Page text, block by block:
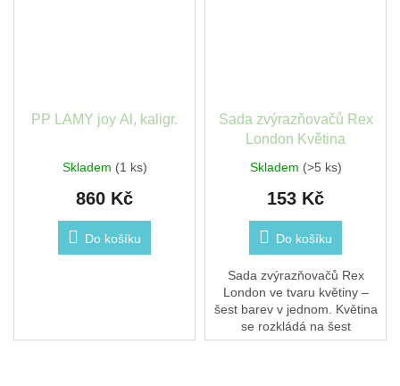
PP LAMY joy Al, kaligr.
Skladem (1 ks)
860 Kč
Do košíku
Sada zvýrazňovačů Rex
London Květina
Skladem (>5 ks)
153 Kč
Do košíku
Sada zvýrazňovačů Rex
London ve tvaru květiny –
šest barev v jednom. Květina
se rozkládá na šest
zvýrazňovačů: modrou,